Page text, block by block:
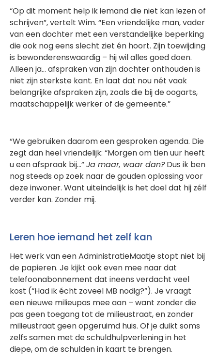
“Op dit moment help ik iemand die niet kan lezen of
schrijven”, vertelt Wim. “Een vriendelijke man, vader
van een dochter met een verstandelijke beperking
die ook nog eens slecht ziet én hoort. Zijn toewijding
is bewonderenswaardig – hij wil alles goed doen.
Alleen ja… afspraken van zijn dochter onthouden is
niet zijn sterkste kant. En laat dat nou nét vaak
belangrijke afspraken zijn, zoals die bij de oogarts,
maatschappelijk werker of de gemeente.”
“We gebruiken daarom een gesproken agenda. Die
zegt dan heel vriendelijk: “Morgen om tien uur heeft
u een afspraak bij…”Ja maar, waar dan?Dus ik ben
nog steeds op zoek naar de gouden oplossing voor
deze inwoner. Want uiteindelijk is het doel dat hij zélf
verder kan. Zonder mij.
Leren hoe iemand het zelf kan
Het werk van een AdministratieMaatje stopt niet bij
de papieren. Je kijkt ook even mee naar dat
telefoonabonnement dat ineens verdacht veel
kost (“Had ik écht zoveel MB nodig?”). Je vraagt
een nieuwe milieupas mee aan – want zonder die
pas geen toegang tot de milieustraat, en zonder
milieustraat geen opgeruimd huis. Of je duikt soms
zelfs samen met de schuldhulpverlening in het
diepe, om de schulden in kaart te brengen.